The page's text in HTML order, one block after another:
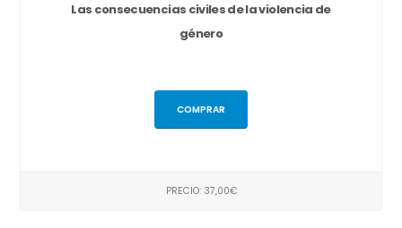
Las consecuencias civiles de la violencia de
género
COMPRAR
PRECIO: 37,00€